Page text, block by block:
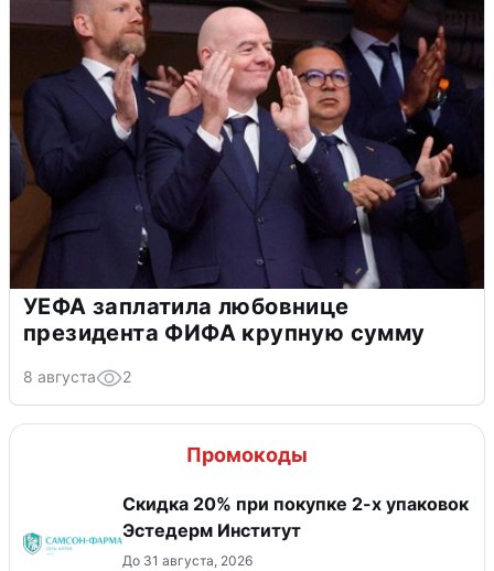
УЕФА заплатила любовнице
президента ФИФА крупную сумму
8 августа 2
Промокоды
Скидка 20% при покупке 2-х упаковок
Эстедерм Институт
До 31 августа, 2026